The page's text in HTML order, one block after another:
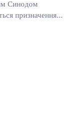
Синодом
призначення...